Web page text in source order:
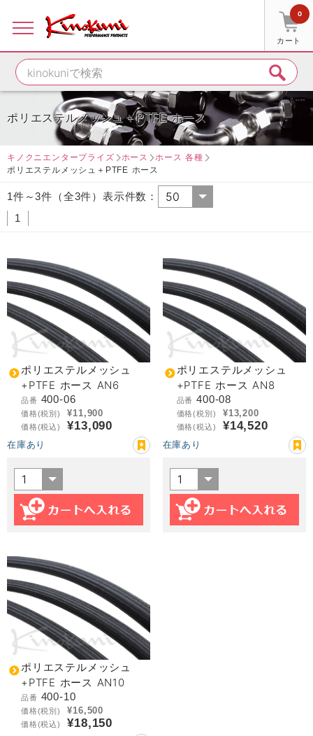
カート
0
ポリエステルメッシュ＋PTFE ホース
キノクニエンタープライズ ホース ホース 各種
ポリエステルメッシュ＋PTFE ホース
1件～3件（全3件）表示件数：
1
ポリエステルメッシュ
+PTFE ホース AN6
品番 400-06
価格(税別) ¥11,900
価格(税込) ¥13,090
在庫あり
ポリエステルメッシュ
+PTFE ホース AN8
品番 400-08
価格(税別) ¥13,200
価格(税込) ¥14,520
在庫あり
ポリエステルメッシュ
+PTFE ホース AN10
品番 400-10
価格(税別) ¥16,500
価格(税込) ¥18,150